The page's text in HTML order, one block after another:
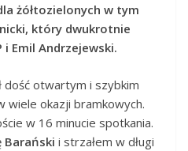
żółtozielonych w tym
który dwukrotnie
i Emil Andrzejewski.
dość otwartym i szybkim
wiele okazji bramkowych.
w 16 minucie spotkania.
Barański i strzałem w długi